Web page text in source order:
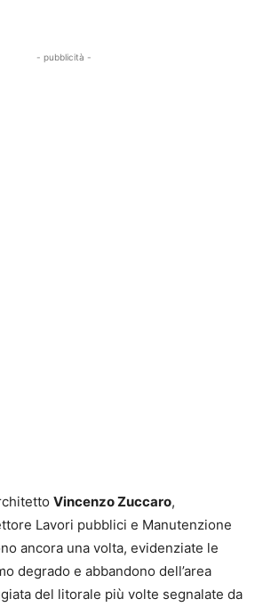
- pubblicità -
Vincenzo Zuccaro,
Lavori pubblici e Manutenzione
ancora una volta, evidenziate le
degrado e abbandono dell’area
del litorale più volte segnalate da